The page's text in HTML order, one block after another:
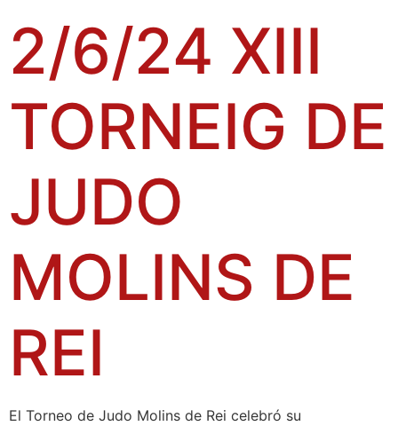
2/6/24 XIII
TORNEIG DE
JUDO
MOLINS DE
REI
El Torneo de Judo Molins de Rei celebró su